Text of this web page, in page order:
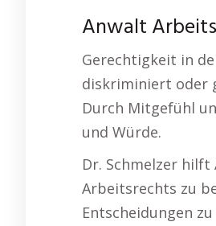
Anwalt
Gerechtigkeit in
diskriminiert oder
Durch Mitgefühl
und Würde.
Dr. Schmelzer
Arbeitsrechts zu
Entscheidungen